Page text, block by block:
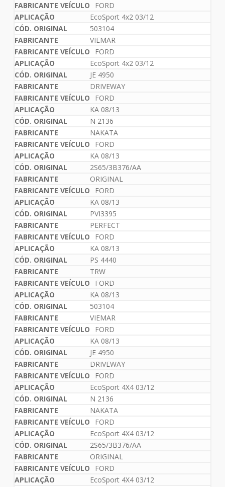
FORD
EcoSport 4x2 03/12
503104
VIEMAR
FORD
EcoSport 4x2 03/12
JE 4950
DRIVEWAY
FORD
KA 08/13
N 2136
NAKATA
FORD
KA 08/13
2S65/3B376/AA
ORIGINAL
FORD
KA 08/13
PVI3395
PERFECT
FORD
KA 08/13
PS 4440
TRW
FORD
KA 08/13
503104
VIEMAR
FORD
KA 08/13
JE 4950
DRIVEWAY
FORD
EcoSport 4X4 03/12
N 2136
NAKATA
FORD
EcoSport 4X4 03/12
2S65/3B376/AA
ORIGINAL
FORD
EcoSport 4X4 03/12